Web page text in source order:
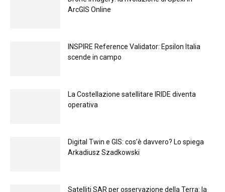
ArcGIS Online
INSPIRE Reference Validator: Epsilon Italia
scende in campo
La Costellazione satellitare IRIDE diventa
operativa
Digital Twin e GIS: cos’è davvero? Lo spiega
Arkadiusz Szadkowski
Satelliti SAR per osservazione della Terra: la